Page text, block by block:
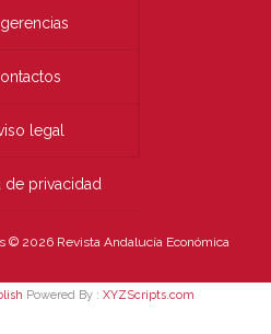
legal
de privacidad
© 2026 Revista Andalucía Económica
Powered By : XYZScripts.com